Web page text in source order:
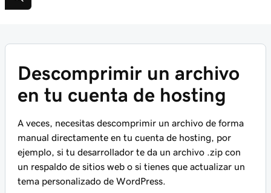
Descomprimir un archivo
en tu cuenta de hosting
A veces, necesitas descomprimir un archivo de forma
manual directamente en tu cuenta de hosting, por
ejemplo, si tu desarrollador te da un archivo .zip con
un respaldo de sitios web o si tienes que actualizar un
tema personalizado de WordPress.